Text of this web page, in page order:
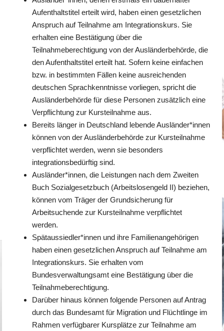
Aufenthaltstitel erteilt wird, haben einen gesetzlichen
Anspruch auf Teilnahme am Integrationskurs. Sie
erhalten eine Bestätigung über die
Teilnahmeberechtigung von der Ausländerbehörde, die
den Aufenthaltstitel erteilt hat. Sofern keine einfachen
bzw. in bestimmten Fällen keine ausreichenden
deutschen Sprachkenntnisse vorliegen, spricht die
Ausländerbehörde für diese Personen zusätzlich eine
Verpflichtung zur Kursteilnahme aus.
Bereits länger in Deutschland lebende Ausländer*innen
können von der Ausländerbehörde zur Kursteilnahme
verpflichtet werden, wenn sie besonders
integrationsbedürftig sind.
Ausländer*innen, die Leistungen nach dem Zweiten
Buch Sozialgesetzbuch (Arbeitslosengeld II) beziehen,
können vom Träger der Grundsicherung für
Arbeitsuchende zur Kursteilnahme verpflichtet
werden.
Spätaussiedler*innen und ihre Familienangehörigen
haben einen gesetzlichen Anspruch auf Teilnahme am
Integrationskurs. Sie erhalten vom
Bundesverwaltungsamt eine Bestätigung über die
Teilnahmeberechtigung.
Darüber hinaus können folgende Personen auf Antrag
durch das Bundesamt für Migration und Flüchtlinge im
Rahmen verfügbarer Kursplätze zur Teilnahme am